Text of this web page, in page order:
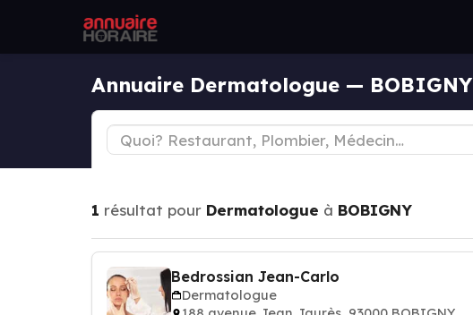
Annuaire Dermatologue — BOBIGNY
1 résultat pour Dermatologue à BOBIGNY
Bedrossian Jean-Carlo
Dermatologue